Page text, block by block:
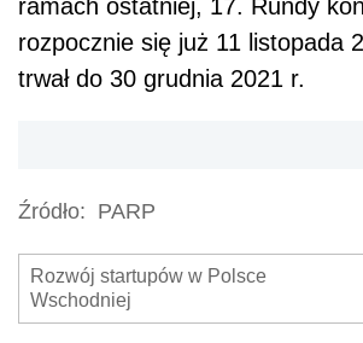
ramach ostatniej, 17. Rundy
rozpocznie się już 11 listopada
trwał do 30 grudnia 2021 r.
Źródło: PARP
Rozwój startupów w Polsce
Wschodniej